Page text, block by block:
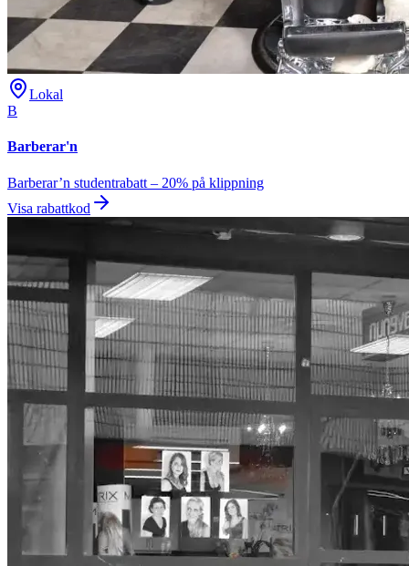
Lokal
B
Barberar'n
Barberar’n studentrabatt – 20% på klippning
Visa rabattkod